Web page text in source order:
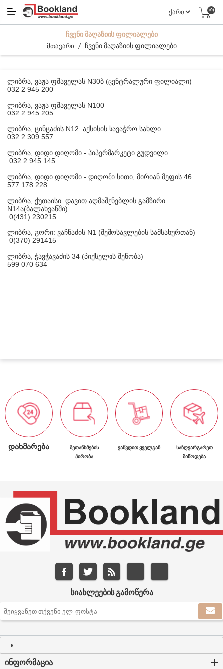
(0)
ᲩᲕᲔᲜᲘ ᲛᲐᲦᲐᲖᲘᲘᲡ ᲤᲘᲚᲘᲐᲚᲔᲑᲘ
მთავარი / ჩვენი მაღაზიის ფილიალები
ლიბრა, ვაჟა ფშაველას N30ბ (ცენტრალური ფილიალი)
032 2 945 200
ლიბრა, ვაჟა ფშაველას N100
032 2 945 205
ლიბრა, ცინცაძის N12. აქსისის სავაჭრო სახლი
032 2 309 557
ლიბრა, დიდი დიღომი - ჰიპერმარკეტი გუდვილი
032 2 945 145
ლიბრა, დიდი დიღომი - დიღომი სითი, მირიან მეფის 46
577 178 228
ლიბრა, ქუთაისი: დავით აღმაშენებლის გამზირი
N14ა(ბალახვანში)
0(431) 230215
ლიბრა, გორი: ვაჩნაძის N1 (შემოსავლების სამსახურთან)
0(370) 291415
ლიბრა, ჭავჭავაძის 34 (პიქსელის შენობა)
599 070 634
ᲓᲐᲮᲛᲐᲠᲔᲑᲐ
ᲨᲔᲗᲐᲜᲮᲛᲔᲑᲘᲡ
ᲞᲘᲠᲝᲑᲐ
ᲕᲐᲬᲕᲓᲘᲗ ᲧᲕᲔᲚᲒᲐᲜ
ᲡᲐᲖᲦᲕᲐᲠᲒᲐᲠᲔᲗ
ᲛᲘᲬᲝᲓᲔᲑᲐ
ᲡᲘᲐᲮᲚᲔᲔᲑᲘᲡ ᲒᲐᲛᲝᲬᲔᲠᲐ
ᲘᲜᲤᲝᲠᲛᲐᲪᲘᲐ